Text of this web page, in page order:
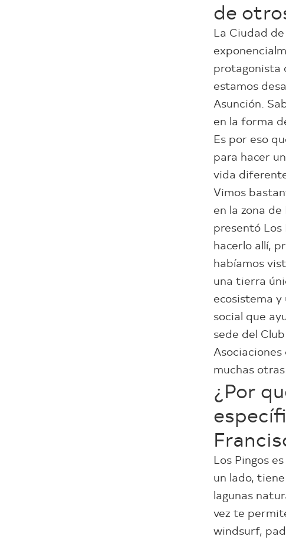
de
La Ciudad
protagonista
estamos
Asunción.
en la forma
Es por eso
para hacer
vida
Vimos
en la zona
presentó Los
hacerlo allí,
habíamos
una tierra
ecosistema
social que
sede del
Asociaciones
muchas
¿Por
Los Pingos
un lado,
lagunas
vez te
windsurf,